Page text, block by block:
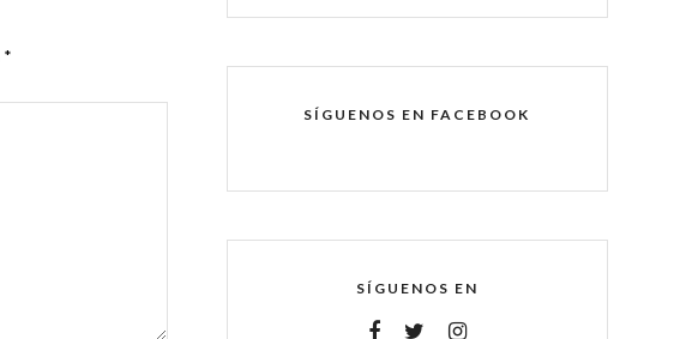
*
SÍGUENOS EN FACEBOOK
SÍGUENOS EN